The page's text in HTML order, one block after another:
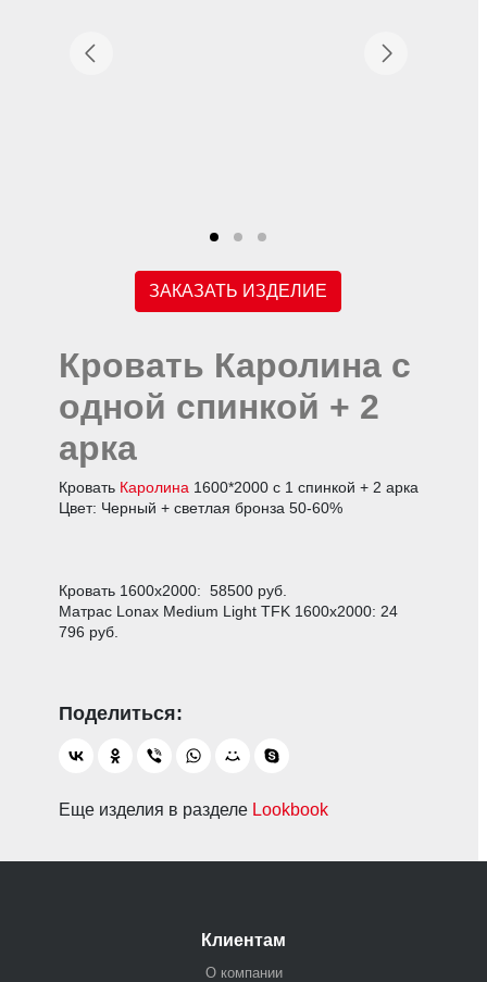
ЗАКАЗАТЬ ИЗДЕЛИЕ
Кровать Каролина с
одной спинкой + 2
арка
Кровать Каролина 1600*2000 с 1 спинкой + 2 арка
Цвет: Черный + светлая бронза 50-60%
Кровать 1600х2000: 58500 руб.
Матрас Lonax Medium Light TFK 1600х2000: 24
796 руб.
Еще изделия в разделе Lookbook
Клиентам
О компании